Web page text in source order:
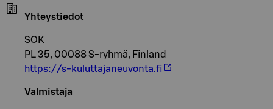
Yhteystiedot
SOK
PL 35, 00088 S-ryhmä, Finland
https://s-kuluttajaneuvonta.fi
Valmistaja